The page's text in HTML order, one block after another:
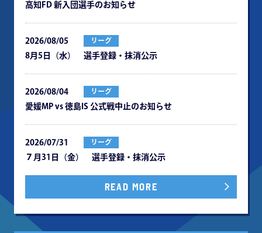
⾼知FD 新⼊団選⼿のお知らせ
2026/08/05 リーグ
8月5日（水） 選手登録・抹消公示
2026/08/04 リーグ
愛媛MP vs 徳島IS 公式戦中⽌のお知らせ
2026/07/31 リーグ
７月31日（金） 選手登録・抹消公示
READ MORE